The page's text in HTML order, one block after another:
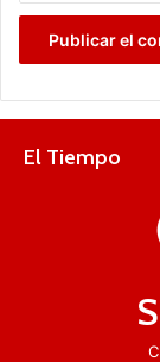
El Tiempo